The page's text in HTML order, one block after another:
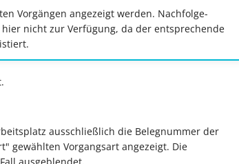
Vorgängen angezeigt werden. Nachfolge-
nicht zur Verfügung, da der entsprechende
ausschließlich die Belegnummer der
gewählten Vorgangsart angezeigt. Die